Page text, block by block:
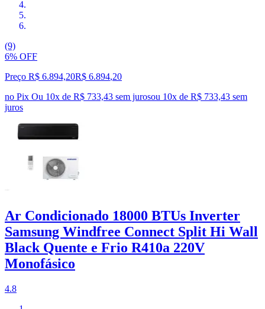
(9)
6% OFF
Preço R$ 6.894,20R$ 6.894,20
no Pix Ou 10x de R$ 733,43 sem jurosou 10x de R$ 733,43 sem
juros
Ar Condicionado 18000 BTUs Inverter
Samsung Windfree Connect Split Hi Wall
Black Quente e Frio R410a 220V
Monofásico
4.8